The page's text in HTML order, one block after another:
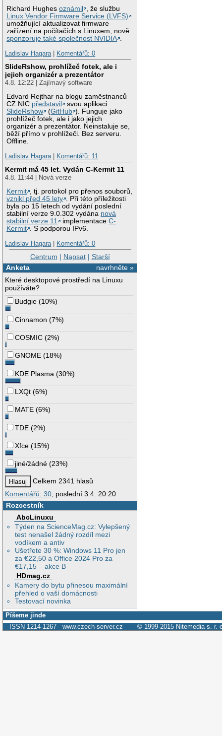
Richard Hughesoznámil
, že službu
Linux Vendor Firmware Service (LVFS)
umožňující aktualizovat firmware
zařízení na počítačích s Linuxem, nově
sponzoruje také společnost NVIDIA .
Ladislav Hagara| Komentářů: 0
SlideRshow, prohlížeč fotek, ale i
jejich organizér a prezentátor
4.8. 12:22 | Zajímavý software
Edvard Rejthar na blogu zaměstnanců
CZ.NIC představil
svou aplikaci
SlideRshow
(GitHub ). Funguje jako
prohlížeč fotek, ale i jako jejich
organizér a prezentátor. Neinstaluje se,
běží přímo v prohlížeči. Bez serveru.
Offline.
Ladislav Hagara| Komentářů: 11
Kermit má 45 let. Vydán C-Kermit 11
4.8. 11:44 | Nová verze
Kermit , tj. protokol pro přenos souborů,
vznikl před 45 lety . Při této příležitosti
byla po 15 letech od vydání poslední
stabilní verze 9.0.302 vydána nová
stabilní verze 11
implementaceC-
Kermit . S podporou IPv6.
Ladislav Hagara| Komentářů: 0
Centrum | Napsat| Starší
navrhněte »
Anketa
Které desktopové prostředí na Linuxu
používáte?
Budgie (10%)
Cinnamon (7%)
COSMIC (2%)
GNOME (18%)
KDE Plasma (30%)
LXQt (6%)
MATE (6%)
TDE (2%)
Xfce (15%)
jiné/žádné (23%)
Celkem 2341 hlasů
Komentářů: 30 , poslední 3.4. 20:20
Rozcestník
AbcLinuxu
Týden na ScienceMag.cz: Vylepšený
test nenašel žádný rozdíl mezi
vodíkem a antiv
Ušetřete 30 %: Windows 11 Pro jen
za €22,50 a Office 2024 Pro za
€17,15 – akce B
HDmag.cz
Kamery do bytu přinesou maximální
přehled o vaší domácnosti
Testovací novinka
Píšeme jinde
ISSN 1214-1267 www.czech-server.cz © 1999-2015 Nitemedia s. r.